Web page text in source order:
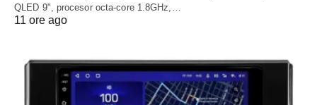
QLED 9", procesor octa-core 1.8GHz,…
11 ore ago